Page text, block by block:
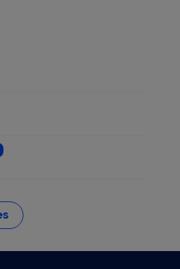
informatie voor Motor, merk & type
voor Versnellingen
informatie voor Opvallende